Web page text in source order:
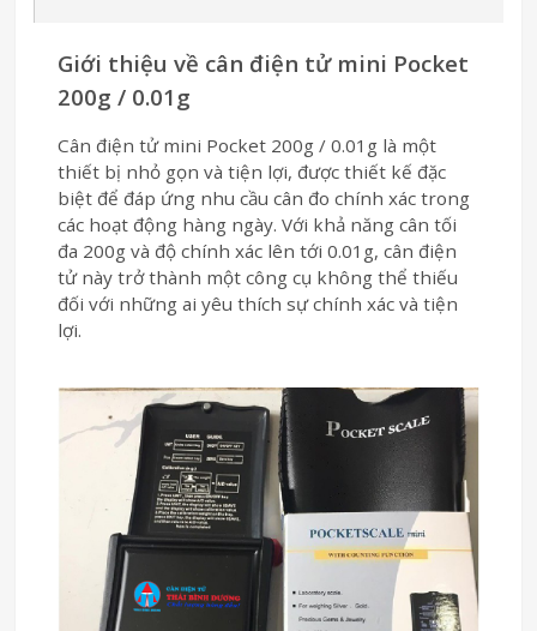
Giới thiệu về cân điện tử mini Pocket
200g / 0.01g
Cân điện tử mini Pocket 200g / 0.01g là một
thiết bị nhỏ gọn và tiện lợi, được thiết kế đặc
biệt để đáp ứng nhu cầu cân đo chính xác trong
các hoạt động hàng ngày. Với khả năng cân tối
đa 200g và độ chính xác lên tới 0.01g, cân điện
tử này trở thành một công cụ không thể thiếu
đối với những ai yêu thích sự chính xác và tiện
lợi.